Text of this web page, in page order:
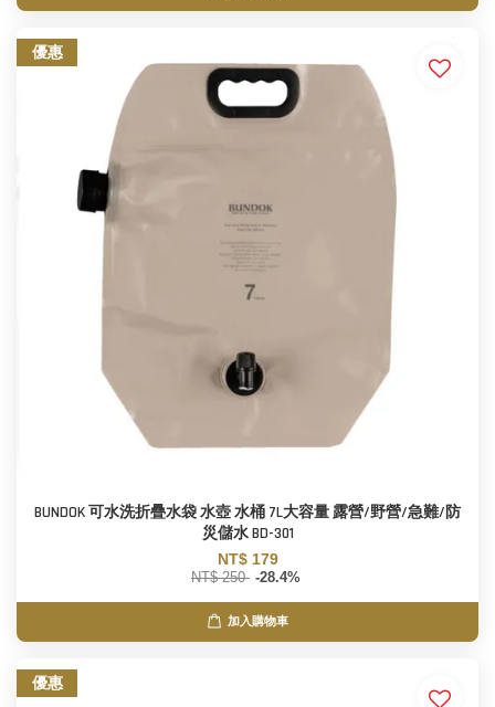
優惠
BUNDOK 可水洗折疊水袋 水壺 水桶 7L大容量 露營/野營/急難/防
災儲水 BD-301
NT$ 179
NT$ 250 -28.4%
加入購物車
優惠